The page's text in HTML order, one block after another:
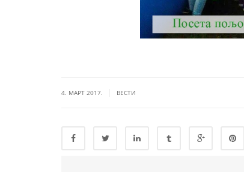
4. МАРТ 2017. ВЕСТИ